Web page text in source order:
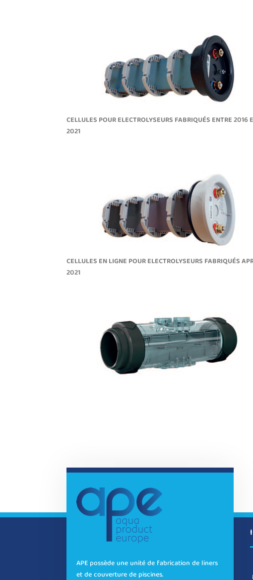
CELLULES POUR ELECTROLYSEURS FABRIQUÉS ENTRE 2016
2021
CELLULES EN LIGNE POUR ELECTROLYSEURS FABRIQUÉS
2021
APE possède une unité de fabrication de liners
et de couverture de piscines.